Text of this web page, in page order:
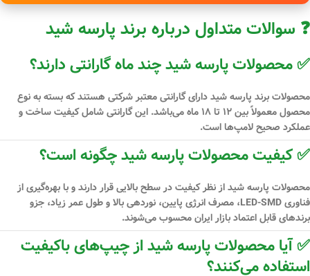
❓ سوالات متداول درباره برند پارسه شید
✅ محصولات پارسه شید چند ماه گارانتی دارند؟
محصولات برند پارسه شید دارای گارانتی معتبر شرکتی هستند که بسته به نوع
محصول معمولاً بین۱۲ تا ۱۸ ماه
می‌باشد. این گارانتی شامل کیفیت ساخت و
عملکرد صحیح لامپ‌ها است.
✅ کیفیت محصولات پارسه شید چگونه است؟
محصولات پارسه شید از نظر کیفیت در سطح بالایی قرار دارند و با بهره‌گیری از
فناوری LED-SMD
، مصرف انرژی پایین، نوردهی بالا و طول عمر زیاد، جزو
برندهای قابل اعتماد بازار ایران محسوب می‌شوند.
✅ آیا محصولات پارسه شید از چیپ‌های باکیفیت
استفاده می‌کنند؟